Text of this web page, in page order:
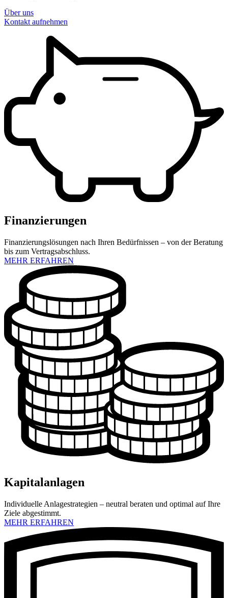
Über uns
Kontakt aufnehmen
Finanzierungen
Finanzierungslösungen nach Ihren Bedürfnissen – von der Beratung
bis zum Vertragsabschluss.
MEHR ERFAHREN
Kapitalanlagen
Individuelle Anlagestrategien – neutral beraten und optimal auf Ihre
Ziele abgestimmt.
MEHR ERFAHREN